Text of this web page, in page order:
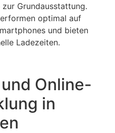
Grundausstattung.
optimal auf
und bieten
Ladezeiten.
Online-
in